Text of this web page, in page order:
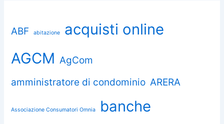
ABF abitazione
acquisti online
AGCM AgCom
amministratore di condominio ARERA
Associazione Consumatori Omnia banche